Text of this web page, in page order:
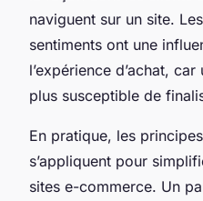
naviguent sur un site.
sentiments ont une
l’expérience d’achat,
plus susceptible de
En pratique, les
s’appliquent pour
sites e-commerce. Un